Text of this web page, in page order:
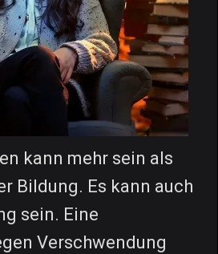
kann mehr sein als
Bildung. Es kann auch
sein. Eine
Verschwendung